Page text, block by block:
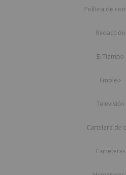
Política de
Redacción
El Tiempo
Empleo
Televisión
Cartelera de
Carreteras